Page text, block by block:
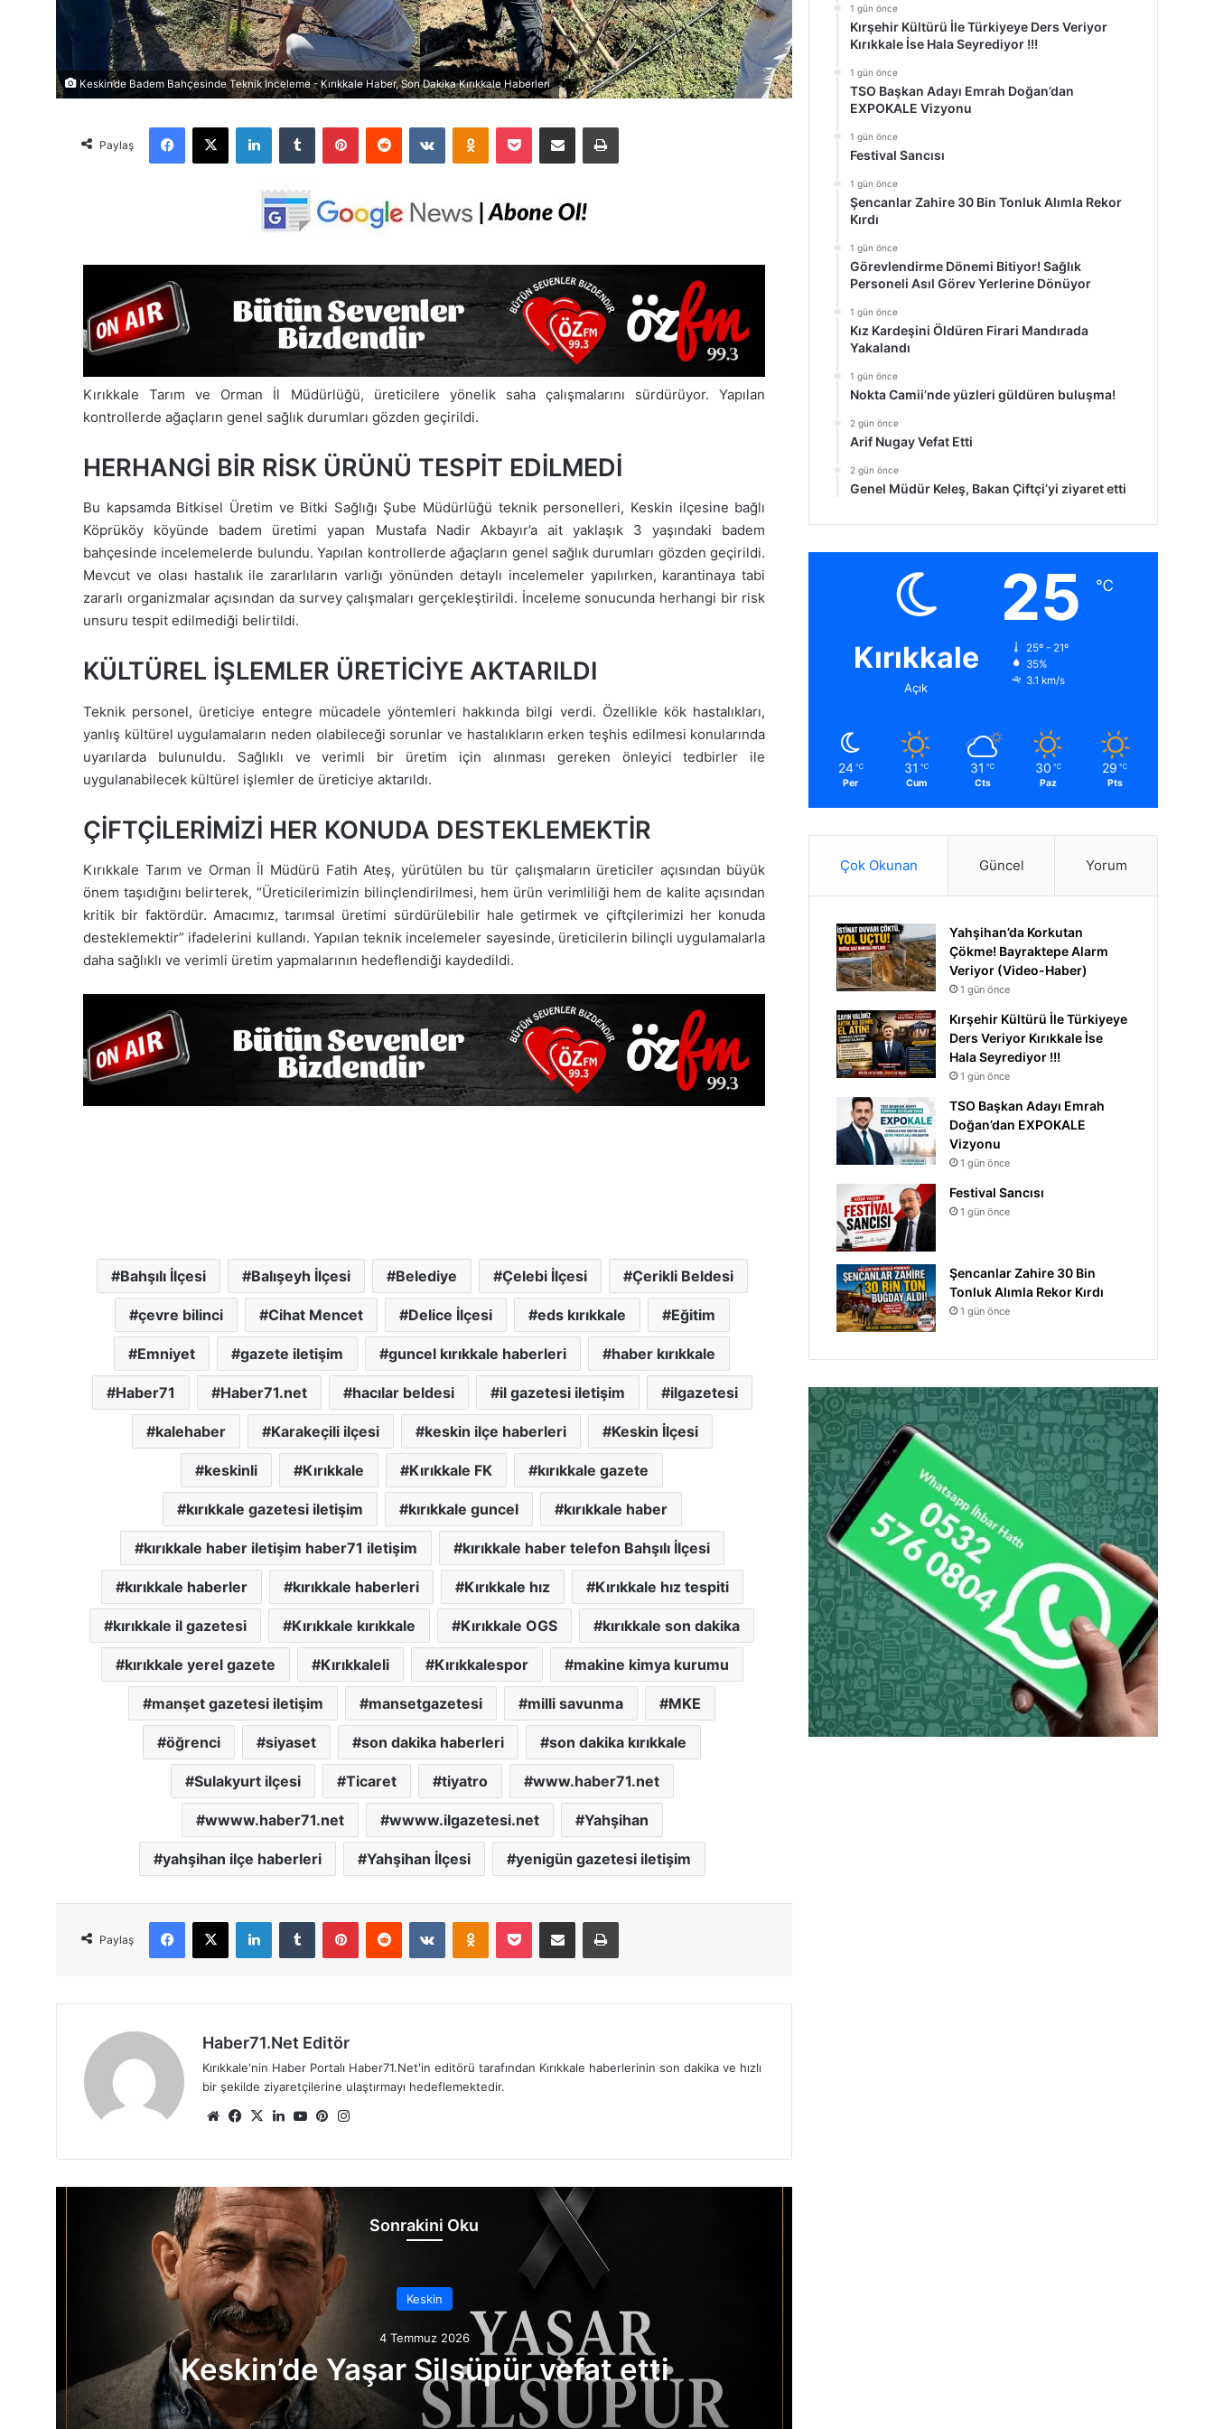
Keskin’de Badem Bahçesinde Teknik İnceleme - Kırıkkale Haber, Son Dakika Kırıkkale Haberleri
Paylaş
Kırıkkale Tarım ve Orman İl Müdürlüğü, üreticilere yönelik saha çalışmalarını sürdürüyor. Yapılan
kontrollerde ağaçların genel sağlık durumları gözden geçirildi.
HERHANGİ BİR RİSK ÜRÜNÜ TESPİT EDİLMEDİ
Bu kapsamda Bitkisel Üretim ve Bitki Sağlığı Şube Müdürlüğü teknik personelleri, Keskin ilçesine bağlı
Köprüköy köyünde badem üretimi yapan Mustafa Nadir Akbayır’a ait yaklaşık 3 yaşındaki badem
bahçesinde incelemelerde bulundu. Yapılan kontrollerde ağaçların genel sağlık durumları gözden geçirildi.
Mevcut ve olası hastalık ile zararlıların varlığı yönünden detaylı incelemeler yapılırken, karantinaya tabi
zararlı organizmalar açısından da survey çalışmaları gerçekleştirildi. İnceleme sonucunda herhangi bir risk
unsuru tespit edilmediği belirtildi.
KÜLTÜREL İŞLEMLER ÜRETİCİYE AKTARILDI
Teknik personel, üreticiye entegre mücadele yöntemleri hakkında bilgi verdi. Özellikle kök hastalıkları,
yanlış kültürel uygulamaların neden olabileceği sorunlar ve hastalıkların erken teşhis edilmesi konularında
uyarılarda bulunuldu. Sağlıklı ve verimli bir üretim için alınması gereken önleyici tedbirler ile
uygulanabilecek kültürel işlemler de üreticiye aktarıldı.
ÇİFTÇİLERİMİZİ HER KONUDA DESTEKLEMEKTİR
Kırıkkale Tarım ve Orman İl Müdürü Fatih Ateş, yürütülen bu tür çalışmaların üreticiler açısından büyük
önem taşıdığını belirterek, “Üreticilerimizin bilinçlendirilmesi, hem ürün verimliliği hem de kalite açısından
kritik bir faktördür. Amacımız, tarımsal üretimi sürdürülebilir hale getirmek ve çiftçilerimizi her konuda
desteklemektir” ifadelerini kullandı. Yapılan teknik incelemeler sayesinde, üreticilerin bilinçli uygulamalarla
daha sağlıklı ve verimli üretim yapmalarının hedeflendiği kaydedildi.
Bahşılı İlçesi Balışeyh İlçesi Belediye Çelebi İlçesi Çerikli Beldesi
çevre bilinci Cihat Mencet Delice İlçesi eds kırıkkale Eğitim
Emniyet gazete iletişim guncel kırıkkale haberleri haber kırıkkale
Haber71 Haber71.net hacılar beldesi il gazetesi iletişim ilgazetesi
kalehaber Karakeçili ilçesi keskin ilçe haberleri Keskin İlçesi
keskinli Kırıkkale Kırıkkale FK kırıkkale gazete
kırıkkale gazetesi iletişim kırıkkale guncel kırıkkale haber
kırıkkale haber iletişim haber71 iletişim kırıkkale haber telefon Bahşılı İlçesi
kırıkkale haberler kırıkkale haberleri Kırıkkale hız Kırıkkale hız tespiti
kırıkkale il gazetesi Kırıkkale kırıkkale Kırıkkale OGS kırıkkale son dakika
kırıkkale yerel gazete Kırıkkaleli Kırıkkalespor makine kimya kurumu
manşet gazetesi iletişim mansetgazetesi milli savunma MKE
öğrenci siyaset son dakika haberleri son dakika kırıkkale
Sulakyurt ilçesi Ticaret tiyatro www.haber71.net
wwww.haber71.net wwww.ilgazetesi.net Yahşihan
yahşihan ilçe haberleri Yahşihan İlçesi yenigün gazetesi iletişim
Paylaş
Haber71.Net Editör
Kırıkkale'nin Haber Portalı Haber71.Net'in editörü tarafından Kırıkkale haberlerinin son dakika ve hızlı
bir şekilde ziyaretçilerine ulaştırmayı hedeflemektedir.
We
sit
Fa
bo
X
Lin
dIn
Yo
ub
Pin
est ra
Sonrakini Oku
Keskin
4 Temmuz 2026
Keskin’de Yaşar Silsüpür vefat etti
1 gün önce
Kırşehir Kültürü İle Türkiyeye Ders Veriyor
Kırıkkale İse Hala Seyrediyor !!!
1 gün önce
TSO Başkan Adayı Emrah Doğan’dan
EXPOKALE Vizyonu
1 gün önce
Festival Sancısı
1 gün önce
Şencanlar Zahire 30 Bin Tonluk Alımla Rekor
Kırdı
1 gün önce
Görevlendirme Dönemi Bitiyor! Sağlık
Personeli Asıl Görev Yerlerine Dönüyor
1 gün önce
Kız Kardeşini Öldüren Firari Mandırada
Yakalandı
1 gün önce
Nokta Camii’nde yüzleri güldüren buluşma!
2 gün önce
Arif Nugay Vefat Etti
2 gün önce
Genel Müdür Keleş, Bakan Çiftçi’yi ziyaret etti
Kırıkkale
Açık
25 ℃
25º - 21º
35%
3.1 km/s
24 ℃
Per
31 ℃
Cum
31 ℃
Cts
30 ℃
Paz
29 ℃
Pts
Çok Okunan Güncel Yorum
Yahşihan’da Korkutan
Çökme! Bayraktepe Alarm
Veriyor (Video-Haber)
1 gün önce
Kırşehir Kültürü İle Türkiyeye
Ders Veriyor Kırıkkale İse
Hala Seyrediyor !!!
1 gün önce
TSO Başkan Adayı Emrah
Doğan’dan EXPOKALE
Vizyonu
1 gün önce
Festival Sancısı
1 gün önce
Şencanlar Zahire 30 Bin
Tonluk Alımla Rekor Kırdı
1 gün önce